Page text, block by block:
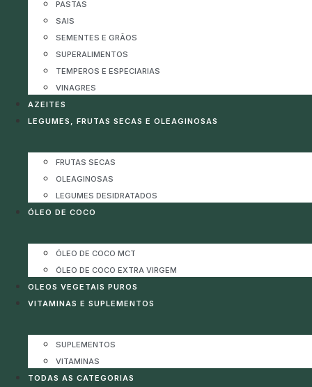
PASTAS
SAIS
SEMENTES E GRÃOS
SUPERALIMENTOS
TEMPEROS E ESPECIARIAS
VINAGRES
AZEITES
LEGUMES, FRUTAS SECAS E OLEAGINOSAS
FRUTAS SECAS
OLEAGINOSAS
LEGUMES DESIDRATADOS
ÓLEO DE COCO
ÓLEO DE COCO MCT
ÓLEO DE COCO EXTRA VIRGEM
OLEOS VEGETAIS PUROS
VITAMINAS E SUPLEMENTOS
SUPLEMENTOS
VITAMINAS
TODAS AS CATEGORIAS